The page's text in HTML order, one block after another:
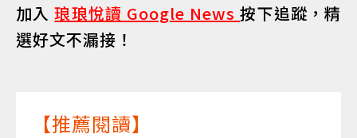
加入琅琅悅讀 Google News按下追蹤，精
選好文不漏接！
【推薦閱讀】